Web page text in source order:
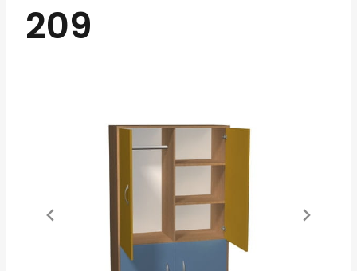
209